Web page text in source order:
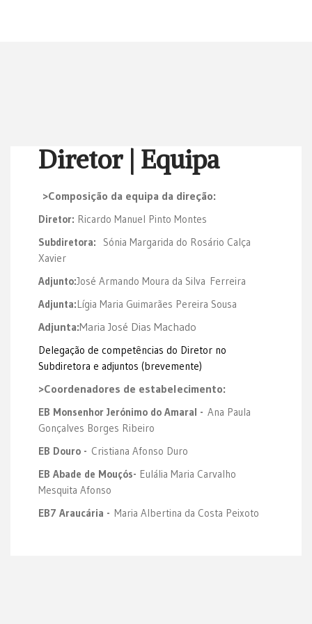
Diretor | Equipa
>Composição da equipa da direção:
Diretor: Ricardo Manuel Pinto Montes
Subdiretora: Sónia Margarida do Rosário Calça
Xavier
Adjunto:José Armando Moura da Silva Ferreira
Adjunta:Lígia Maria Guimarães Pereira Sousa
Adjunta:Maria José Dias Machado
Delegação de competências do Diretor no
Subdiretora e adjuntos (brevemente)
>Coordenadores de estabelecimento:
EB Monsenhor Jerónimo do Amaral - Ana Paula
Gonçalves Borges Ribeiro
EB Douro - Cristiana Afonso Duro
EB Abade de Mouçós- Eulália Maria Carvalho
Mesquita Afonso
EB7 Araucária - Maria Albertina da Costa Peixoto